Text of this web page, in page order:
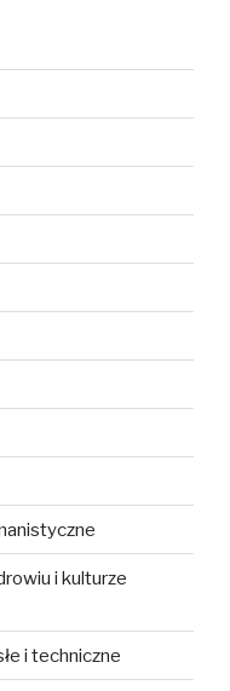
i kulturze
i techniczne